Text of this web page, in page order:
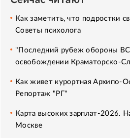
Как заметить, что подростки
Советы психолога
"Последний рубеж обороны
освобождении Краматорско-
Как живет курортная Архипо-
Репортаж "РГ"
Карта высоких зарплат-2026.
Москве